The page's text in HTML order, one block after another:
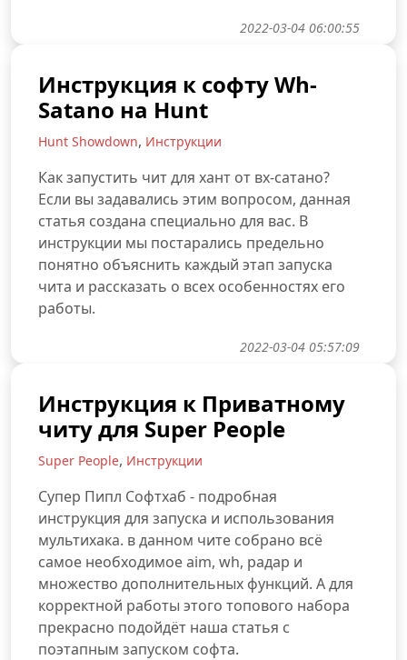
2022-03-04 06:00:55
Инструкция к софту Wh-
Satano на Hunt
Hunt Showdown, Инструкции
Как запустить чит для хант от вх-сатано?
Если вы задавались этим вопросом, данная
статья создана специально для вас. В
инструкции мы постарались предельно
понятно объяснить каждый этап запуска
чита и рассказать о всех особенностях его
работы.
2022-03-04 05:57:09
Инструкция к Приватному
читу для Super People
Super People, Инструкции
Супер Пипл Софтхаб - подробная
инструкция для запуска и использования
мультихака. в данном чите собрано всё
самое необходимое aim, wh, радар и
множество дополнительных функций. А для
корректной работы этого топового набора
прекрасно подойдёт наша статья с
поэтапным запуском софта.